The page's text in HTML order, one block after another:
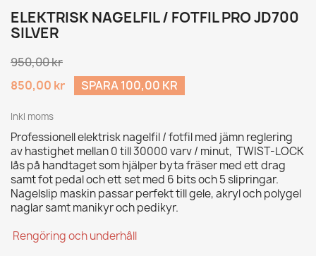
ELEKTRISK NAGELFIL / FOTFIL PRO JD700
SILVER
950,00 kr
850,00 kr
SPARA 100,00 KR
Inkl moms
Professionell elektrisk nagelfil / fotfil med jämn reglering
av hastighet mellan 0 till 30000 varv / minut, TWIST-LOCK
lås på handtaget som hjälper byta fräser med ett drag
samt fot pedal och ett set med 6 bits och 5 slipringar.
Nagelslip maskin passar perfekt till gele, akryl och polygel
naglar samt manikyr och pedikyr.
Rengöring och underhåll